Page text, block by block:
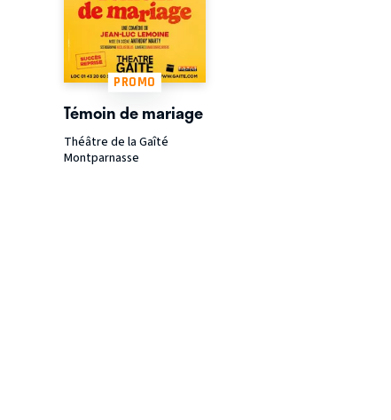
PROMO
Témoin de mariage
Théâtre de la Gaîté
Montparnasse